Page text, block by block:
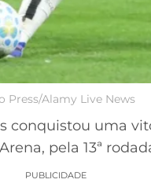
Press/Alamy Live News
conquistou uma
pela 13ª
PUBLICIDADE